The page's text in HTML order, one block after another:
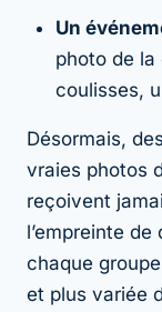
Un
photo de la
coulisses,
Désormais,
vraies photos
reçoivent
l’empreinte
chaque
et plus variée